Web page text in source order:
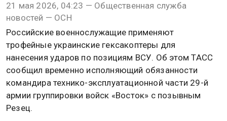
21 мая 2026, 04:23 — Общественная служба
новостей — ОСН
Российские военнослужащие применяют
трофейные украинские гексакоптеры для
нанесения ударов по позициям ВСУ. Об этом ТАСС
сообщил временно исполняющий обязанности
командира технико-эксплуатационной части 29-й
армии группировки войск «Восток» с позывным
Резец.